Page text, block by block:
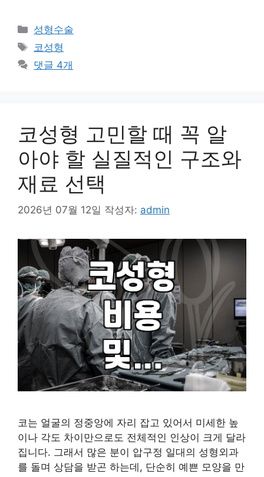
카
테
리
성형수술
태
그
코성형
댓글 4개
코성형 고민할 때 꼭 알
아야 할 실질적인 구조와
재료 선택
2026년 07월 12일 작성자: admin
코는 얼굴의 정중앙에 자리 잡고 있어서 미세한 높
이나 각도 차이만으로도 전체적인 인상이 크게 달라
집니다. 그래서 많은 분이 압구정 일대의 성형외과
를 돌며 상담을 받곤 하는데, 단순히 예쁜 모양을 만